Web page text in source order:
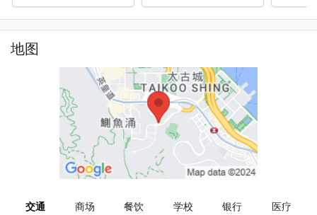
地图
交通 商场 餐饮 学校 银行 医疗